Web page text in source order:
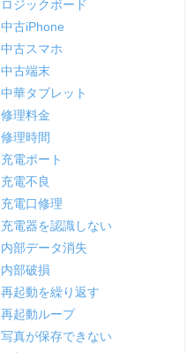
ロジックボード
中古iPhone
中古スマホ
中古端末
中華タブレット
修理料金
修理時間
充電ポート
充電不良
充電口修理
充電器を認識しない
内部データ消失
内部破損
再起動を繰り返す
再起動ループ
写真が保存できない